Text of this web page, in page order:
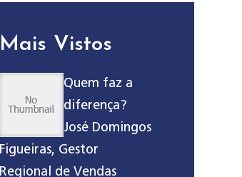
Mais Vistos
Quem faz a
diferença?
José Domingos
Figueiras, Gestor
Regional de Vendas